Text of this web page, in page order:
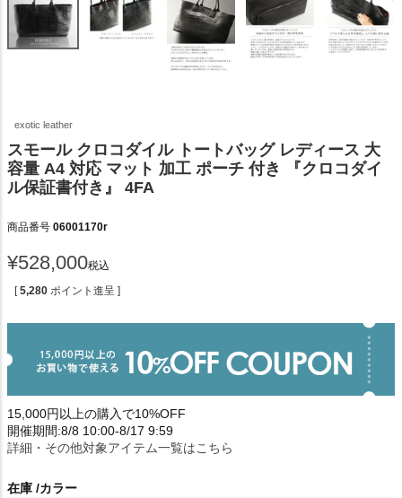
exotic leather
スモール クロコダイル トートバッグ レディース 大
容量 A4 対応 マット 加工 ポーチ 付き 『クロコダイ
ル保証書付き』 4FA
商品番号 06001170r
¥528,000税込
[ 5,280 ポイント進呈 ]
15,000円以上の購入で10%OFF
開催期間:8/8 10:00-8/17 9:59
詳細・その他対象アイテム一覧はこちら
在庫 カラー